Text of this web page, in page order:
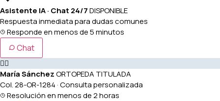
Asistente IA · Chat 24/7DISPONIBLE
Respuesta inmediata para dudas comunes
Responde en menos de 5 minutos
Chat
👩‍⚕️
María SánchezORTOPEDA TITULADA
Col. 28-OR-1284 · Consulta personalizada
Resolución en menos de 2 horas